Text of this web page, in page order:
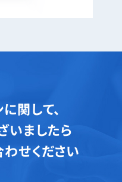
関して、
いましたら
せください